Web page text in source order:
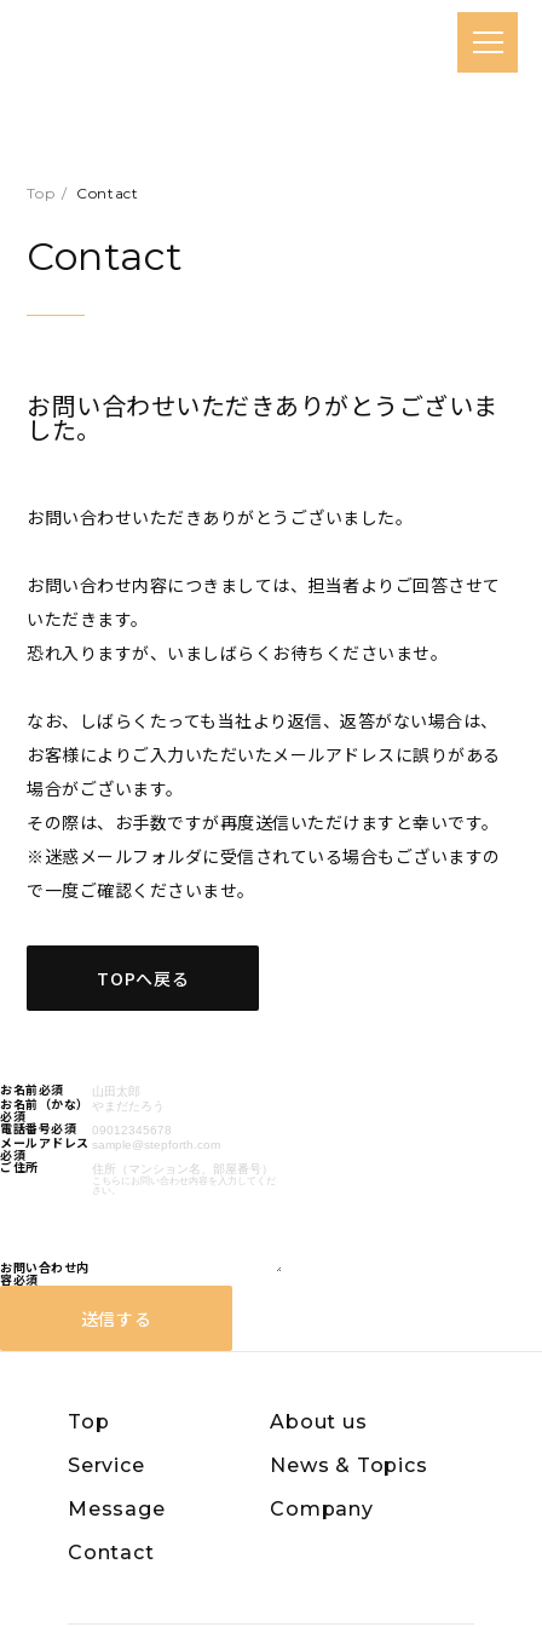
Top Contact
Contact
お問い合わせいただきありがとうございま
した。
お問い合わせいただきありがとうございました。
お問い合わせ内容につきましては、担当者よりご回答させて
いただきます。
恐れ入りますが、いましばらくお待ちくださいませ。
なお、しばらくたっても当社より返信、返答がない場合は、
お客様によりご入力いただいたメールアドレスに誤りがある
場合がございます。
その際は、お手数ですが再度送信いただけますと幸いです。
※迷惑メールフォルダに受信されている場合もございますの
で一度ご確認くださいませ。
TOPへ戻る
お名前必須
お名前（かな）
必須
電話番号必須
メールアドレス
必須
ご住所
お問い合わせ内
容必須
送信する
Top
About us
Service
News & Topics
Message
Company
Contact